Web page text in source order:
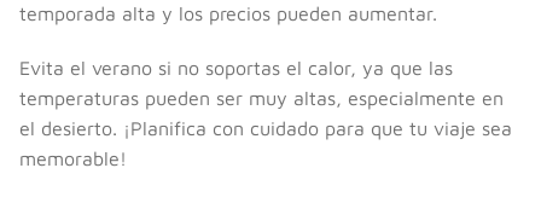
temporada alta y los precios pueden aumentar.
Evita el verano si no soportas el calor, ya que las
temperaturas pueden ser muy altas, especialmente en
el desierto. ¡Planifica con cuidado para que tu viaje sea
memorable!